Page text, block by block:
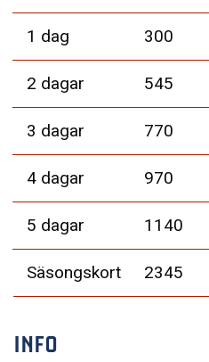
1 dag 300
2 dagar 545
3 dagar 770
4 dagar 970
5 dagar 1140
Säsongskort 2345
INFO